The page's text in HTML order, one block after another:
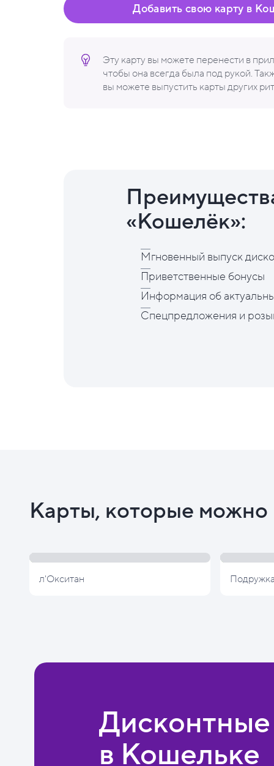
Эту карту вы можете перенести в
чтобы она всегда была под рукой.
вы можете выпустить карты других
Добавить свою карту в
«Кошелёк»:
Мгновенный выпуск
Приветственные бонусы
Информация об
Спецпредложения и
Карты, которые можно
л'Окситан
в Кошельке